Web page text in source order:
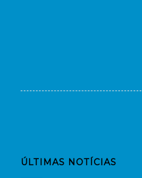
ÚLTIMAS NOTÍCIAS